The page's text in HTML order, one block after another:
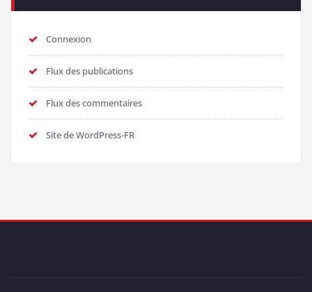
Connexion
Flux des publications
Flux des commentaires
Site de WordPress-FR